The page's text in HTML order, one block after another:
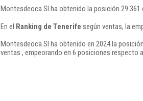
Montesdeoca Sl ha obtenido la posición 29.361
En el Ranking de Tenerife según ventas, la
Montesdeoca Sl ha obtenido en 2024 la
ventas , empeorando en 6 posiciones respecto